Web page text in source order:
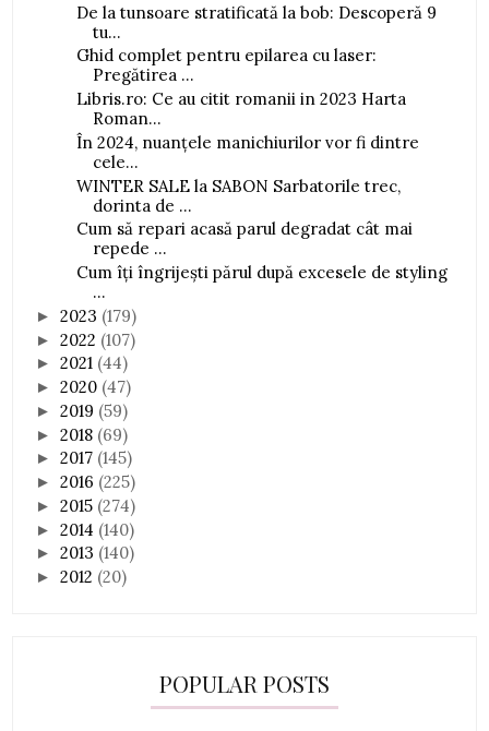
De la tunsoare stratificată la bob: Descoperă 9
tu...
Ghid complet pentru epilarea cu laser:
Pregătirea ...
Libris.ro: Ce au citit romanii in 2023 Harta
Roman...
În 2024, nuanțele manichiurilor vor fi dintre
cele...
WINTER SALE la SABON Sarbatorile trec,
dorinta de ...
Cum să repari acasă parul degradat cât mai
repede ...
Cum îți îngrijești părul după excesele de styling
...
►2023 (179)
►2022 (107)
►2021 (44)
►2020 (47)
►2019 (59)
►2018 (69)
►2017 (145)
►2016 (225)
►2015 (274)
►2014 (140)
►2013 (140)
►2012 (20)
POPULAR POSTS